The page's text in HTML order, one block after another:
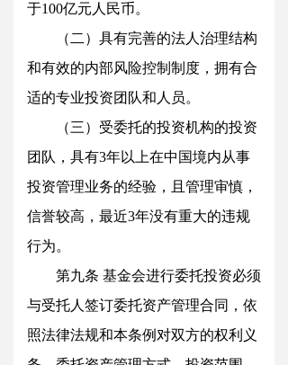
于100亿元人民币。
（二）具有完善的法人治理结构
和有效的内部风险控制制度，拥有合
适的专业投资团队和人员。
（三）受委托的投资机构的投资
团队，具有3年以上在中国境内从事
投资管理业务的经验，且管理审慎，
信誉较高，最近3年没有重大的违规
行为。
第九条 基金会进行委托投资必须
与受托人签订委托资产管理合同，依
照法律法规和本条例对双方的权利义